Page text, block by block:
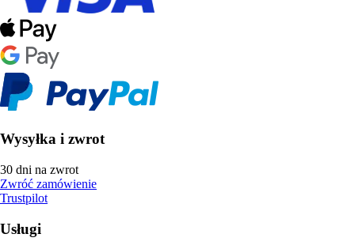
Wysyłka i zwrot
30 dni na zwrot
Zwróć zamówienie
Trustpilot
Usługi